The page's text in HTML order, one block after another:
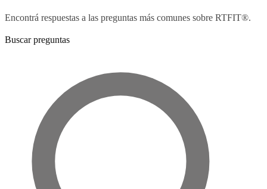
Encontrá respuestas a las preguntas más comunes sobre RTFIT®.
Buscar preguntas